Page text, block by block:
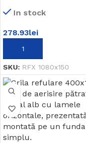
In stock
278.93lei
ADAUGĂ ÎN COȘ
SKU: RFX 1080x150